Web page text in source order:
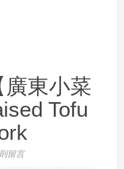
廣東小菜
Tofu
留言